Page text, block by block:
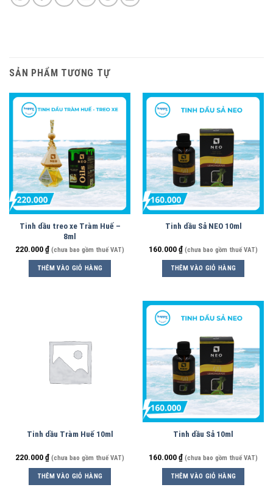
SẢN PHẨM TƯƠNG TỰ
Tinh dầu treo xe Tràm Huế –
8ml
220.000₫ (chưa bao gồm thuế VAT)
THÊM VÀO GIỎ HÀNG
Tinh dầu Sả NEO 10ml
160.000₫ (chưa bao gồm thuế VAT)
THÊM VÀO GIỎ HÀNG
Tinh dầu Tràm Huế 10ml
220.000₫ (chưa bao gồm thuế VAT)
THÊM VÀO GIỎ HÀNG
Tinh dầu Sả 10ml
160.000₫ (chưa bao gồm thuế VAT)
THÊM VÀO GIỎ HÀNG